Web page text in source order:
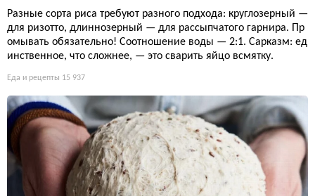
Разные сорта риса требуют разного подхода: круглозерный —
для ризотто, длиннозерный — для рассыпчатого гарнира. Пр
омывать обязательно! Соотношение воды — 2:1. Сарказм: ед
инственное, что сложнее, — это сварить яйцо всмятку.
Еда и рецепты 15 937